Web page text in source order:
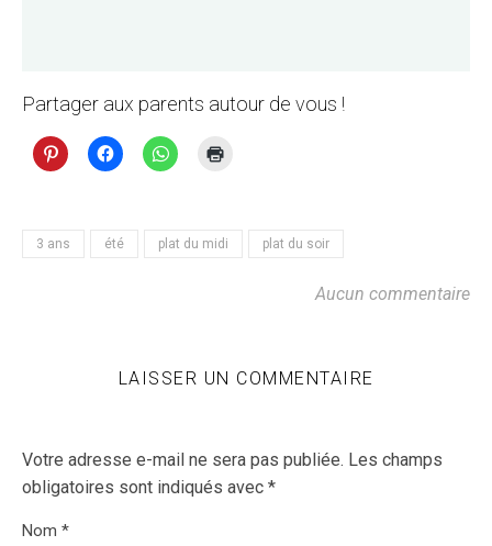
Partager aux parents autour de vous !
3 ans été plat du midi plat du soir
Aucun commentaire
LAISSER UN COMMENTAIRE
Votre adresse e-mail ne sera pas publiée. Les champs
obligatoires sont indiqués avec *
Nom *